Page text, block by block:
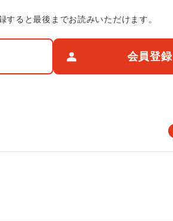
すると最後までお読みいただけます。
会員登録